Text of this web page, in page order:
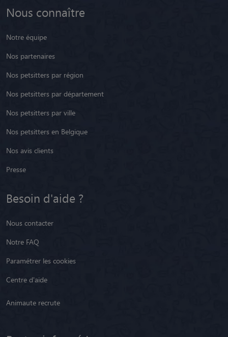
Nous connaître
Notre équipe
Nos partenaires
Nos petsitters par région
Nos petsitters par département
Nos petsitters par ville
Nos petsitters en Belgique
Nos avis clients
Presse
Besoin d'aide ?
Nous contacter
Notre FAQ
Paramétrer les cookies
Centre d'aide
Animaute recrute